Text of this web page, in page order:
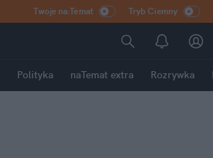
Twoje na:Temat Tryb Ciemny
Polityka naTemat extra Rozrywka